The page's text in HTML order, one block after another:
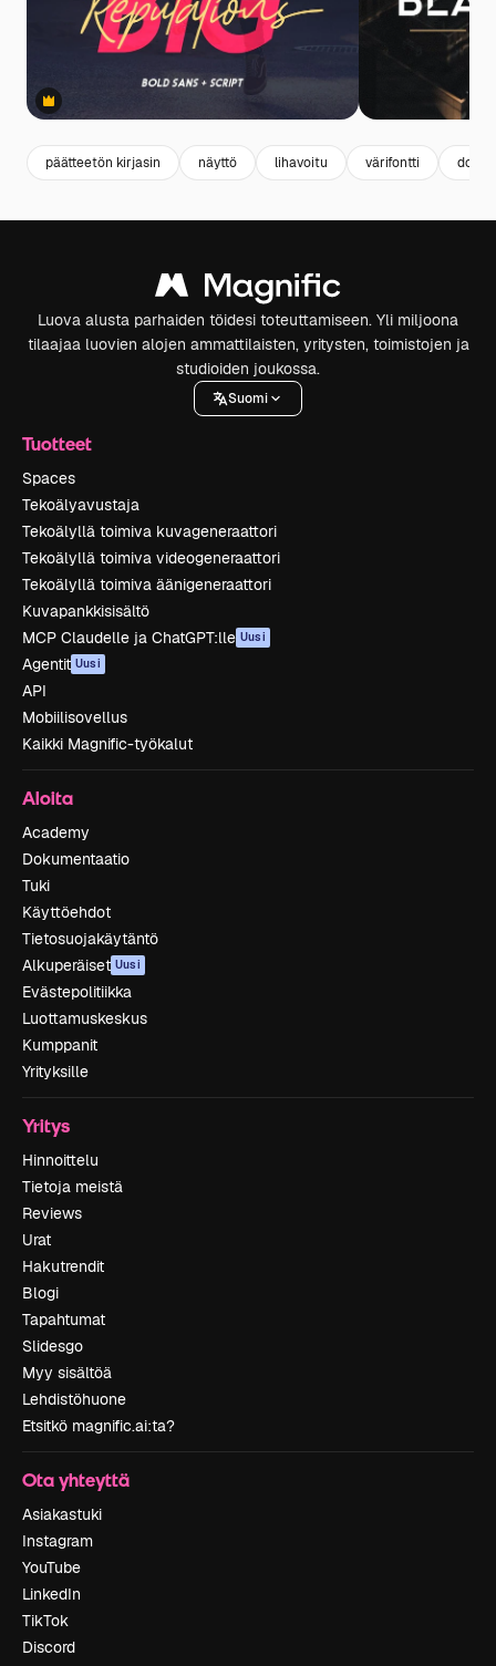
Premium
päätteetön kirjasin näyttö lihavoitu värifontti
Luova alusta parhaiden töidesi toteuttamiseen. Yli miljoona
tilaajaa luovien alojen ammattilaisten, yritysten, toimistojen ja
studioiden joukossa.
Suomi
Tuotteet
Spaces
Tekoälyavustaja
Tekoälyllä toimiva kuvageneraattori
Tekoälyllä toimiva videogeneraattori
Tekoälyllä toimiva äänigeneraattori
Kuvapankkisisältö
MCP Claudelle ja ChatGPT:lle Uusi
Agentit Uusi
API
Mobiilisovellus
Kaikki Magnific-työkalut
Aloita
Academy
Dokumentaatio
Tuki
Käyttöehdot
Tietosuojakäytäntö
Alkuperäiset Uusi
Evästepolitiikka
Luottamuskeskus
Kumppanit
Yrityksille
Yritys
Hinnoittelu
Tietoja meistä
Reviews
Urat
Hakutrendit
Blogi
Tapahtumat
Slidesgo
Myy sisältöä
Lehdistöhuone
Etsitkö magnific.ai:ta?
Ota yhteyttä
Asiakastuki
Instagram
YouTube
LinkedIn
TikTok
Discord